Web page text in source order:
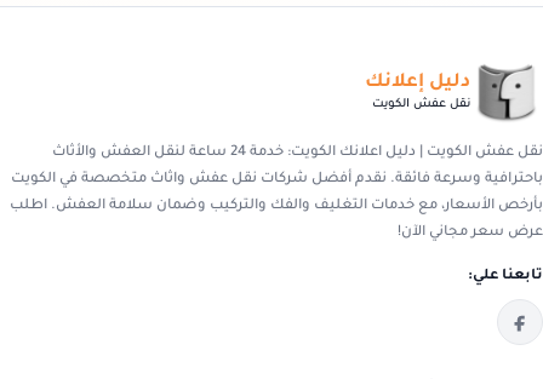
دليل إعلانك
نقل عفش الكويت
نقل عفش الكويت | دليل اعلانك الكويت: خدمة 24 ساعة لنقل العفش والأثاث
باحترافية وسرعة فائقة. نقدم أفضل شركات نقل عفش واثاث متخصصة في الكويت
بأرخص الأسعار، مع خدمات التغليف والفك والتركيب وضمان سلامة العفش. اطلب
عرض سعر مجاني الآن!
تابعنا علي: